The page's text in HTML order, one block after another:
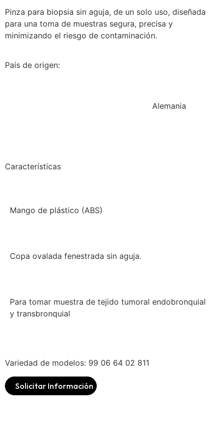
Pinza para biopsia sin aguja, de un solo uso, diseñada
para una toma de muestras segura, precisa y
minimizando el riesgo de contaminación.
País de origen:
Alemania
Características
Mango de plástico (ABS)
Copa ovalada fenestrada sin aguja.
Para tomar muestra de tejido tumoral endobronquial
y transbronquial
Variedad de modelos: 99 06 64 02 811
Solicitar Información